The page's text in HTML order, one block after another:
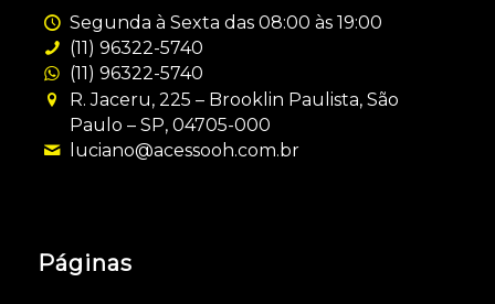
Segunda à Sexta das 08:00 às 19:00
(11) 96322-5740
(11) 96322-5740
R. Jaceru, 225 – Brooklin Paulista, São
Paulo – SP, 04705-000
luciano@acessooh.com.br
Páginas